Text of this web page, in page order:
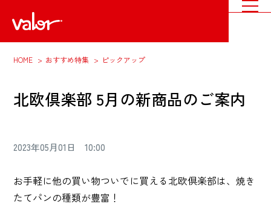
HOME おすすめ特集 ピックアップ
北欧倶楽部 5月の新商品のご案内
2023年05月01日 10:00
お手軽に他の買い物ついでに買える北欧倶楽部は、焼き
たてパンの種類が豊富！